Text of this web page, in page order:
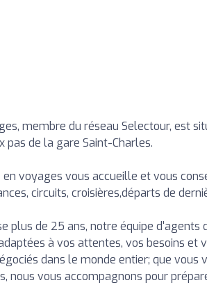
membre du réseau Selectour, est
pas de la gare Saint-Charles.
voyages vous accueille et vous
circuits, croisières,départs de
plus de 25 ans, notre équipe d'agents
à vos attentes, vos besoins et
dans le monde entier; que vous
nous vous accompagnons pour